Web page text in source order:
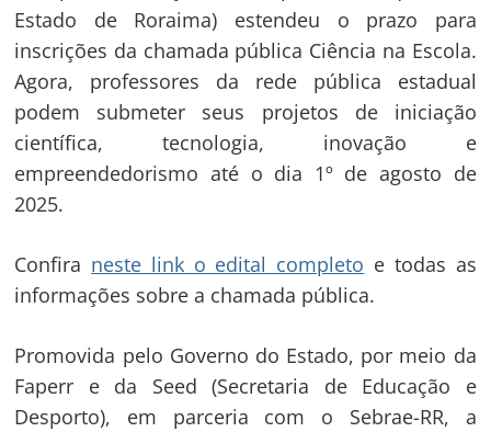
Estado de Roraima) estendeu o prazo para
inscrições da chamada pública Ciência na Escola.
Agora, professores da rede pública estadual
podem submeter seus projetos de iniciação
científica, tecnologia, inovação e
empreendedorismo até o dia 1º de agosto de
2025.
Confira neste link o edital completo e todas as
informações sobre a chamada pública.
Promovida pelo Governo do Estado, por meio da
Faperr e da Seed (Secretaria de Educação e
Desporto), em parceria com o Sebrae-RR, a